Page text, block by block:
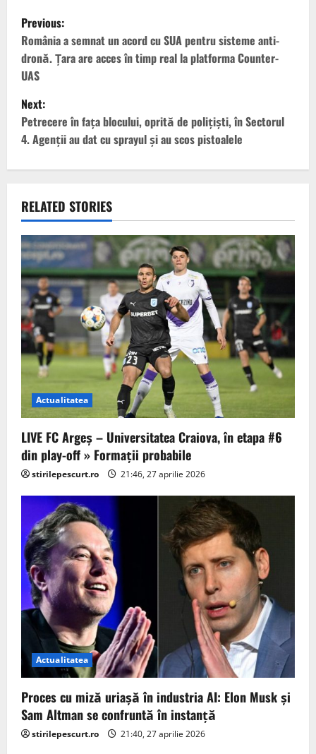
P
o
s
t
n
a
v
i
g
a
t
i
o
n
Previous:
România a semnat un acord cu SUA pentru sisteme anti-
dronă. Țara are acces în timp real la platforma Counter-
UAS
Next:
Petrecere în fața blocului, oprită de polițiști, în Sectorul
4. Agenții au dat cu sprayul și au scos pistoalele
RELATED STORIES
Actualitatea
LIVE FC Argeș – Universitatea Craiova, în etapa #6
din play-off » Formații probabile
stirilepescurt.ro 21:46, 27 aprilie 2026
Actualitatea
Proces cu miză uriașă în industria AI: Elon Musk și
Sam Altman se confruntă în instanță
stirilepescurt.ro 21:40, 27 aprilie 2026